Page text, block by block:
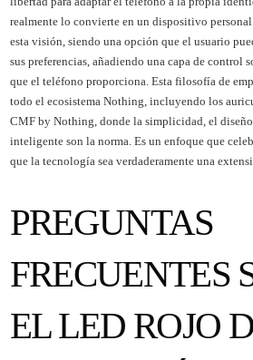
realmente lo convierte en un dispositivo
esta visión, siendo una opción que el usuario
sus preferencias, añadiendo una capa de control
que el teléfono proporciona. Esta filosofía de
todo el ecosistema Nothing, incluyendo los
CMF by Nothing, donde la simplicidad, el
inteligente son la norma. Es un enfoque que
que la tecnología sea verdaderamente una
PREGUNTAS
FRECUENTES
EL LED ROJO